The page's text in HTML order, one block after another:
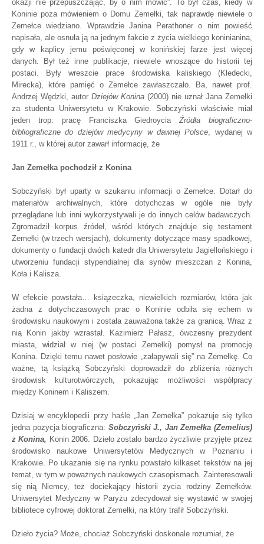
okazji nie przepuszczając, by o nim mówić”. To był czas, kiedy w
Koninie poza mówieniem o Domu Zemełki, tak naprawdę niewiele o
Zemełce wiedziano. Wprawdzie Janina Perathoner o nim powieść
napisała, ale osnuła ją na jednym fakcie z życia wielkiego koninianina,
gdy w kaplicy jemu poświęconej w konińskiej farze jest więcej
danych. Był też inne publikacje, niewiele wnoszące do historii tej
postaci. Były wreszcie prace środowiska kaliskiego (Kledecki,
Mirecka), które pamięć o Zemełce zawłaszczało. Ba, nawet prof.
Andrzej Wędzki, autor Dziejów Konina (2000) nie uznał Jana Zemełki
za studenta Uniwersytetu w Krakowie. Sobczyński właściwie miał
jeden trop: pracę Franciszka GiedroyciaŹródła biograficzno-
bibliograficzne do dziejów medycyny w dawnej Polsce , wydanej w
1911 r., w której autor zawarł informację, że
Jan Zemełka pochodził z Konina
Sobczyński był uparty w szukaniu informacji o Zemełce. Dotarł do
materiałów archiwalnych, które dotychczas w ogóle nie były
przeglądane lub inni wykorzystywali je do innych celów badawczych.
Zgromadził korpus źródeł, wśród których znajduje się testament
Zemełki (w trzech wersjach), dokumenty dotyczące masy spadkowej,
dokumenty o fundacji dwóch katedr dla Uniwersytetu Jagiellońskiego i
utworzeniu fundacji stypendialnej dla synów mieszczan z Konina,
Koła i Kalisza.
W efekcie powstała… książeczka, niewielkich rozmiarów, która jak
żadna z dotychczasowych prac o Koninie odbiła się echem w
środowisku naukowym i została zauważona także za granicą. Wraz z
nią Konin jakby wzrastał. Kazimierz Pałasz, ówczesny prezydent
miasta, widział w niej (w postaci Zemełki) pomysł na promocję
Konina. Dzięki temu nawet posłowie „załapywali się” na Zemełkę. Co
ważne, tą książką Sobczyński doprowadził do zbliżenia różnych
środowisk kulturotwórczych, pokazując możliwości współpracy
między Koninem i Kaliszem.
Dzisiaj w encyklopedii przy haśle „Jan Zemełka” pokazuje się tylko
jedna pozycja biograficzna: Sobczyński J., Jan Zemełka (Zemelius)
z Konina, Konin 2006. Dzieło zostało bardzo życzliwie przyjęte przez
środowisko naukowe Uniwersytetów Medycznych w Poznaniu i
Krakowie. Po ukazanie się na rynku powstało kilkaset tekstów na jej
temat, w tym w poważnych naukowych czasopismach. Zainteresowali
się nią Niemcy, też dociekający historii życia rodziny Zemełków.
Uniwersytet Medyczny w Paryżu zdecydował się wystawić w swojej
bibliotece cyfrowej doktorat Zemełki, na który trafił Sobczyński.
Dzieło życia? Może, chociaż Sobczyński doskonale rozumiał, że